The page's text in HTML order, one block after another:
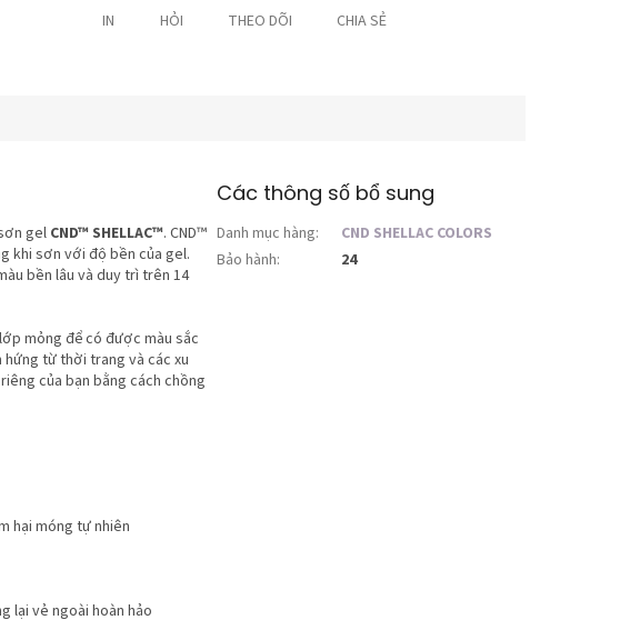
IN HỎI THEO DÕI CHIA SẺ
gelCND™ SHELLAC™. CND™
khi sơn với độ bền của gel.
bền lâu và duy trì trên 14
mỏng để có được màu sắc
hứng từ thời trang và các xu
của bạn bằng cách chồng
hại móng tự nhiên
lại vẻ ngoài hoàn hảo
Các thông số bổ sung
Danh mục hàng:
CND SHELLAC COLORS
Bảo hành: 24